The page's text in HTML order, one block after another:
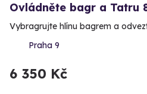
Ovládněte bagr a Tatru
Vybragrujte hlínu bagrem a
Praha 9
6 350 Kč